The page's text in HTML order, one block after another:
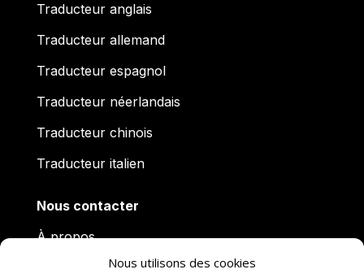
Nous utilisons des cookies
Traducteur anglais
Traducteur allemand
Traducteur espagnol
Traducteur néerlandais
Traducteur chinois
Traducteur italien
Nous contacter
À propos